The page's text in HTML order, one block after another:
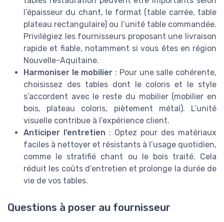
l’épaisseur du chant, le format (table carrée, table
plateau rectangulaire) ou l’unité table commandée.
Privilégiez les fournisseurs proposant une livraison
rapide et fiable, notamment si vous êtes en région
Nouvelle-Aquitaine.
Harmoniser le mobilier : Pour une salle cohérente,
choisissez des tables dont le coloris et le style
s’accordent avec le reste du mobilier (mobilier en
bois, plateau coloris, piètement métal). L’unité
visuelle contribue à l’expérience client.
Anticiper l’entretien : Optez pour des matériaux
faciles à nettoyer et résistants à l’usage quotidien,
comme le stratifié chant ou le bois traité. Cela
réduit les coûts d’entretien et prolonge la durée de
vie de vos tables.
Questions à poser au fournisseur